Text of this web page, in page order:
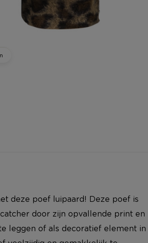
deze poef luipaard! Deze poef is
door zijn opvallende print en
leggen of als decoratief element in